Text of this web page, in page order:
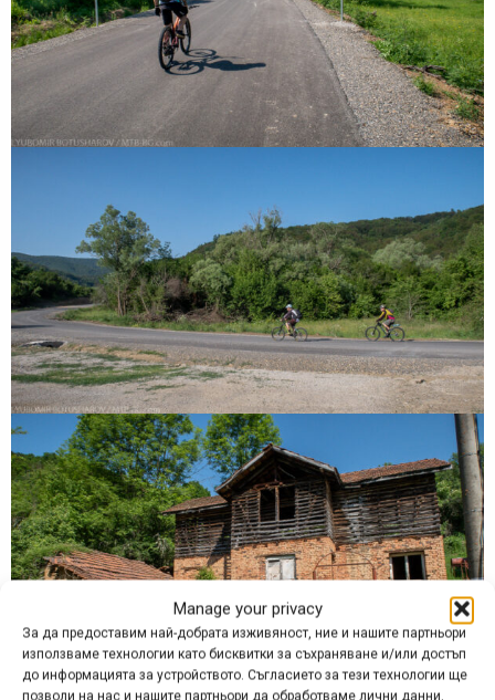
Manage your privacy
За да предоставим най-добрата изживяност, ние и нашите партньори
използваме технологии като бисквитки за съхраняване и/или достъп
до информацията за устройството. Съгласието за тези технологии ще
позволи на нас и нашите партньори да обработваме лични данни,